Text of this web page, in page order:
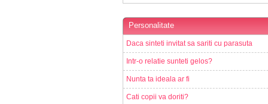
Personalitate
Daca sinteti invitat sa sariti cu parasuta
Intr-o relatie sunteti gelos?
Nunta ta ideala ar fi
Cati copii va doriti?